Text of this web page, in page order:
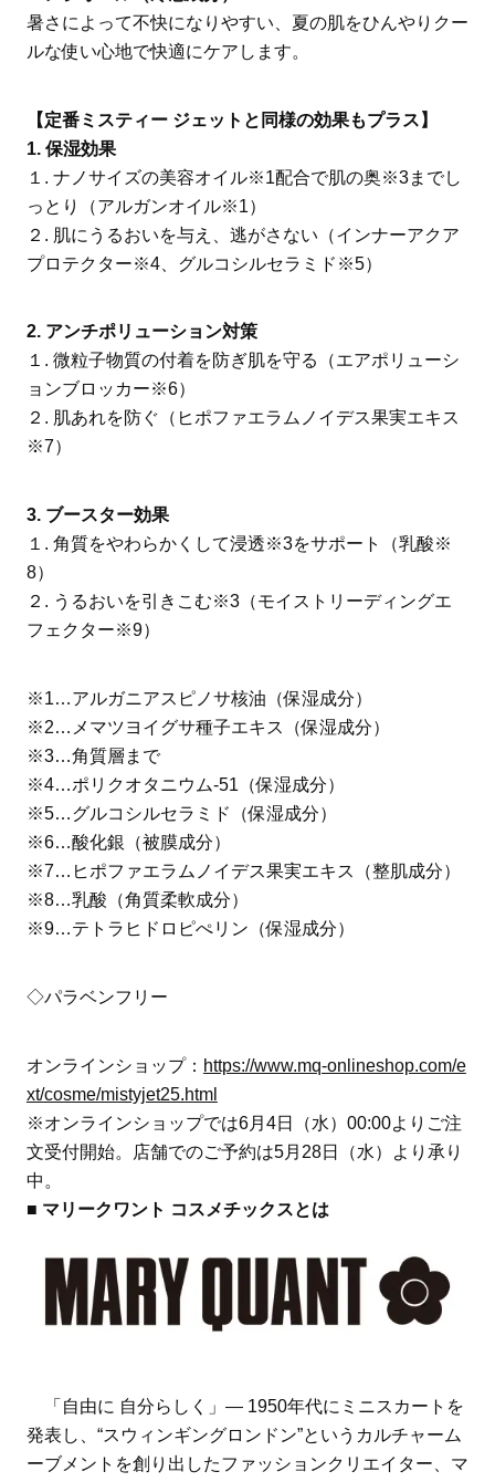
暑さによって不快になりやすい、夏の肌をひんやりクー
ルな使い心地で快適にケアします。
【定番ミスティー ジェットと同様の効果もプラス】
1. 保湿効果
１. ナノサイズの美容オイル※1配合で肌の奥※3までし
っとり（アルガンオイル※1）
２. 肌にうるおいを与え、逃がさない（インナーアクア
プロテクター※4、グルコシルセラミド※5）
2. アンチポリューション対策
１. 微粒子物質の付着を防ぎ肌を守る（エアポリューシ
ョンブロッカー※6）
２. 肌あれを防ぐ（ヒポファエラムノイデス果実エキス
※7）
3. ブースター効果
１. 角質をやわらかくして浸透※3をサポート（乳酸※
8）
２. うるおいを引きこむ※3（モイストリーディングエ
フェクター※9）
※1…アルガニアスピノサ核油（保湿成分）
※2…メマツヨイグサ種子エキス（保湿成分）
※3…角質層まで
※4…ポリクオタニウム-51（保湿成分）
※5…グルコシルセラミド（保湿成分）
※6…酸化銀（被膜成分）
※7…ヒポファエラムノイデス果実エキス（整肌成分）
※8…乳酸（角質柔軟成分）
※9…テトラヒドロピぺリン（保湿成分）
◇パラベンフリー
オンラインショップ： https://www.mq-onlineshop.com/e
xt/cosme/mistyjet25.html
※オンラインショップでは6月4日（水）00:00よりご注
文受付開始。店舗でのご予約は5月28日（水）より承り
中。
■ マリークワント コスメチックスとは
「自由に 自分らしく」― 1950年代にミニスカートを
発表し、“スウィンギングロンドン”というカルチャーム
ーブメントを創り出したファッションクリエイター、マ